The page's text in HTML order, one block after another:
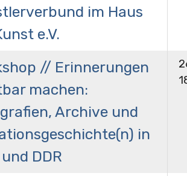
im Haus
e.V.
// Erinnerungen
machen:
Archive und
in
DDR